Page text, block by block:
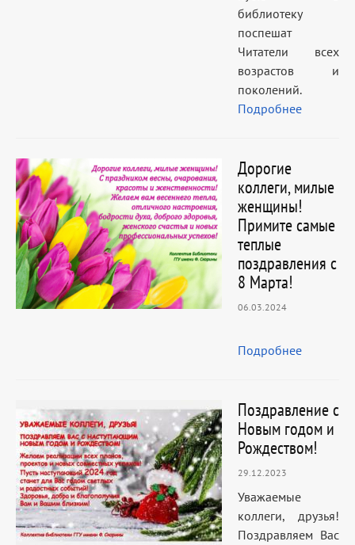
библиотеку
поспешат
Читатели всех
возрастов и
поколений.
Подробнее
Дорогие
коллеги, милые
женщины!
Примите самые
теплые
поздравления с
8 Марта!
06.03.2024
Подробнее
Поздравление с
Новым годом и
Рождеством!
29.12.2023
Уважаемые
коллеги, друзья!
Поздравляем Вас